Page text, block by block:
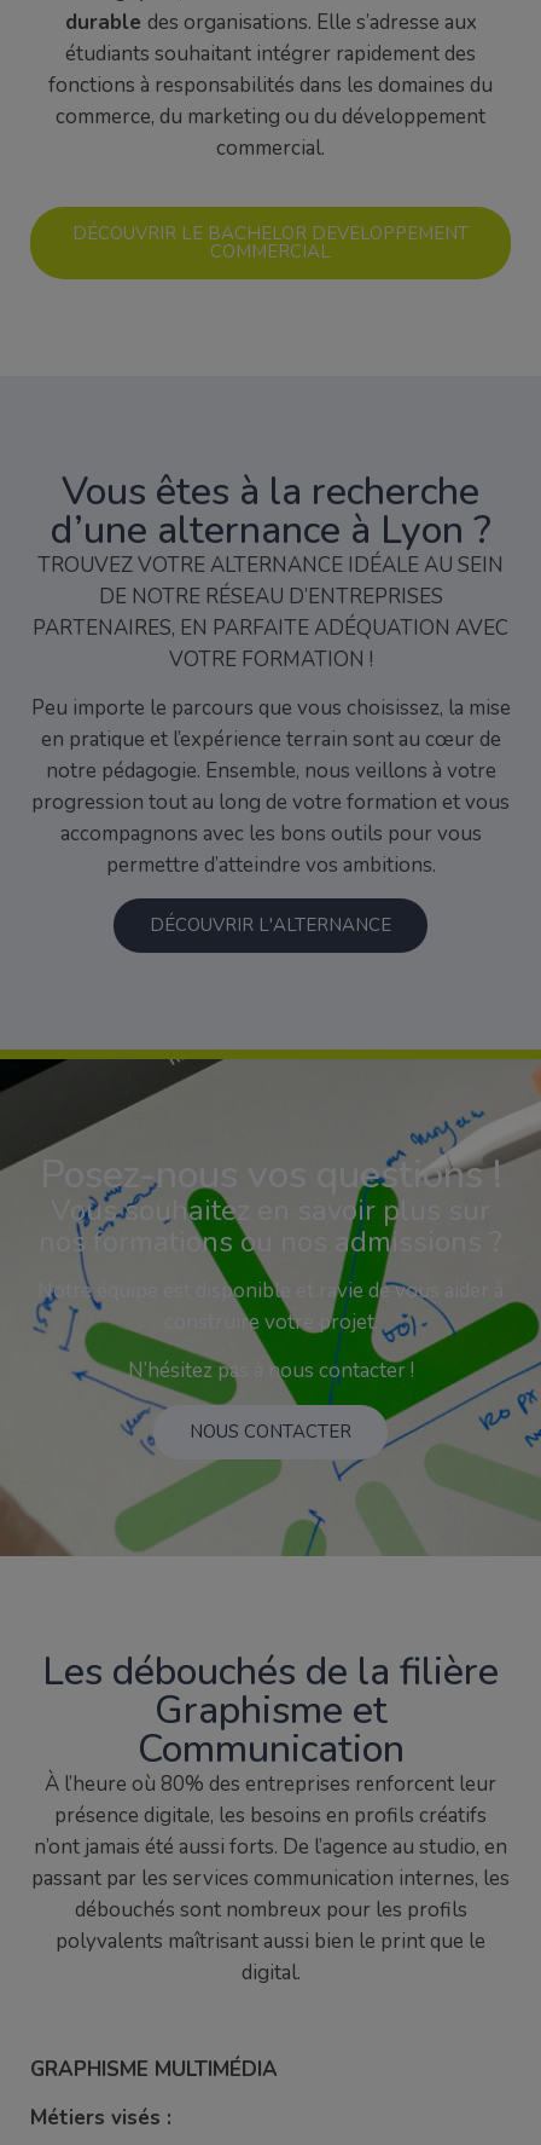
durable des organisations. Elle s’adresse aux
étudiants souhaitant intégrer rapidement des
fonctions à responsabilités dans les domaines du
commerce, du marketing ou du développement
commercial.
DÉCOUVRIR LE BACHELOR DEVELOPPEMENT
COMMERCIAL
Vous êtes à la recherche
d’une alternance à Lyon ?
TROUVEZ VOTRE ALTERNANCE IDÉALE AU SEIN
DE NOTRE RÉSEAU D’ENTREPRISES
PARTENAIRES, EN PARFAITE ADÉQUATION AVEC
VOTRE FORMATION !
Peu importe le parcours que vous choisissez, la mise
en pratique et l’expérience terrain sont au cœur de
notre pédagogie. Ensemble, nous veillons à votre
progression tout au long de votre formation et vous
accompagnons avec les bons outils pour vous
permettre d’atteindre vos ambitions.
DÉCOUVRIR L'ALTERNANCE
Posez-nous vos questions !
Vous souhaitez en savoir plus sur
nos formations ou nos admissions ?
Notre équipe est disponible et ravie de vous aider à
construire votre projet.
N’hésitez pas à nous contacter !
NOUS CONTACTER
Les débouchés de la filière
Graphisme et
Communication
À l’heure où 80% des entreprises renforcent leur
présence digitale, les besoins en profils créatifs
n’ont jamais été aussi forts. De l’agence au studio, en
passant par les services communication internes, les
débouchés sont nombreux pour les profils
polyvalents maîtrisant aussi bien le print que le
digital.
GRAPHISME MULTIMÉDIA
Métiers visés :